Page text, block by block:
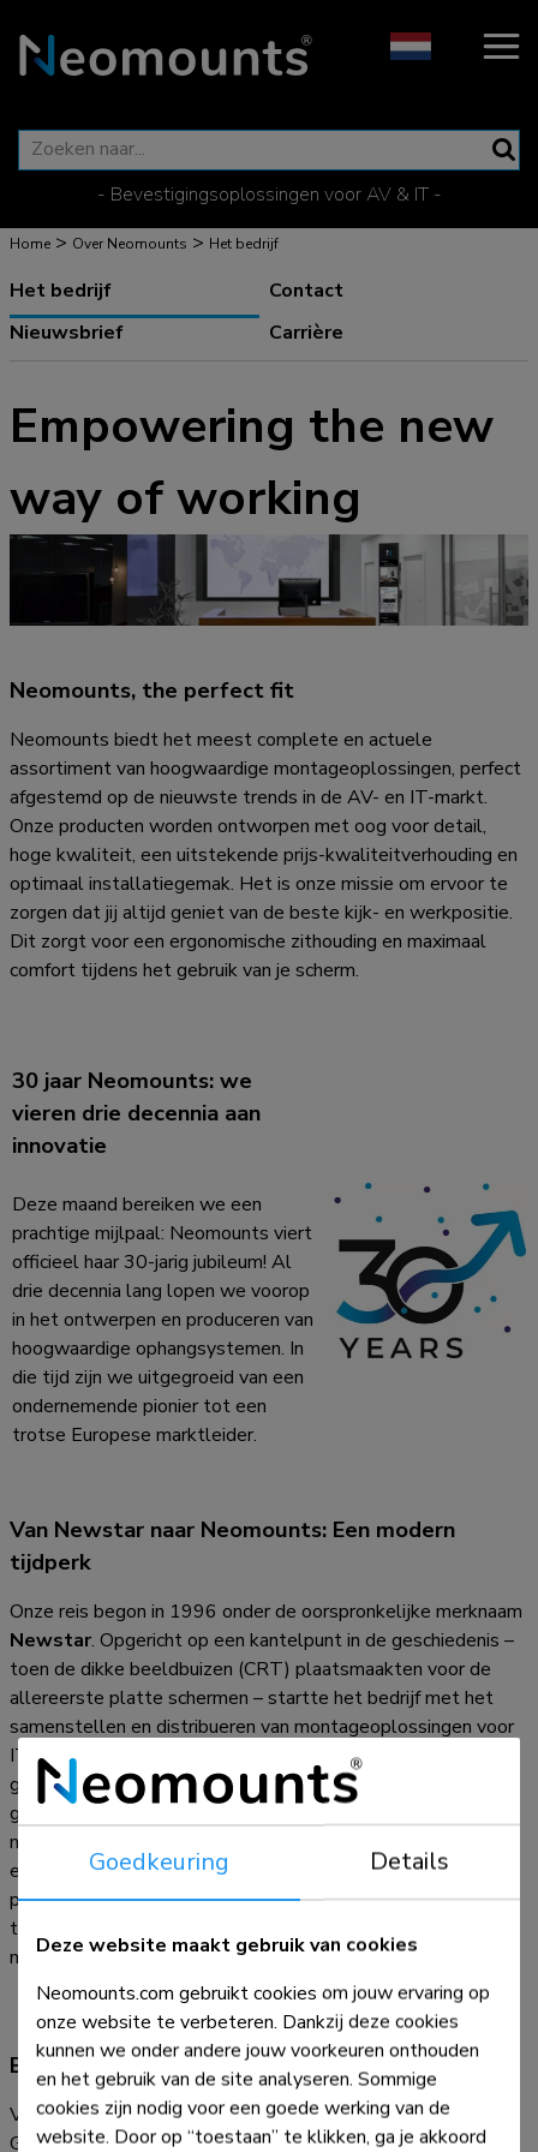
- Bevestigingsoplossingen voor AV & IT -
Home > Over Neomounts > Het bedrijf
Het bedrijf
Contact
Nieuwsbrief
Carrière
Empowering the new
way of working
Neomounts, the perfect fit
Neomounts biedt het meest complete en actuele
assortiment van hoogwaardige montageoplossingen, perfect
afgestemd op de nieuwste trends in de AV- en IT-markt.
Onze producten worden ontworpen met oog voor detail,
hoge kwaliteit, een uitstekende prijs-kwaliteitverhouding en
optimaal installatiegemak. Het is onze missie om ervoor te
zorgen dat jij altijd geniet van de beste kijk- en werkpositie.
Dit zorgt voor een ergonomische zithouding en maximaal
comfort tijdens het gebruik van je scherm.
30 jaar Neomounts: we
vieren drie decennia aan
innovatie
Deze maand bereiken we een
prachtige mijlpaal: Neomounts viert
officieel haar 30-jarig jubileum! Al
drie decennia lang lopen we voorop
in het ontwerpen en produceren van
hoogwaardige ophangsystemen. In
die tijd zijn we uitgegroeid van een
ondernemende pionier tot een
trotse Europese marktleider.
Van Newstar naar Neomounts: Een modern
tijdperk
Onze reis begon in 1996 onder de oorspronkelijke merknaam
Newstar. Opgericht op een kantelpunt in de geschiedenis –
toen de dikke beeldbuizen (CRT) plaatsmaakten voor de
allereerste platte schermen – startte het bedrijf met het
samenstellen en distribueren van montageoplossingen voor
IT-omgevingen. Naarmate onze internationale voetafdruk
groeide en de designs moderner werden, braken we 5 jaar
geleden een nieuw hoofdstuk aan met de naamswijziging
naar
evolutie die onze identiteit perfect in lijn bracht met onze
premium, moderne vormentaal en onze sterke positie als
toonaangevende, wereldwijde specialist in
montageoplossingen.
Empowering the new way of working
Vandaag de dag, als kernmerk binnen de Global Mounts
Group, groeit het portfolio van Neomounts continu mee met
Goedkeuring Details
Deze website maakt gebruik van cookies
Neomounts.com gebruikt cookies om jouw ervaring op
onze website te verbeteren. Dankzij deze cookies
kunnen we onder andere jouw voorkeuren onthouden
en het gebruik van de site analyseren. Sommige
cookies zijn nodig voor een goede werking van de
website. Door op “toestaan” te klikken, ga je akkoord